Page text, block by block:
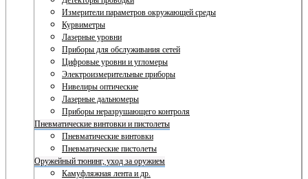
Измерители параметров окружающей среды
Курвиметры
Лазерные уровни
Приборы для обслуживания сетей
Цифровые уровни и угломеры
Электроизмерительные приборы
Нивелиры оптические
Лазерные дальномеры
Приборы неразрушающего контроля
Пневматические винтовки и пистолеты
Пневматические винтовки
Пневматические пистолеты
Оружейный тюнинг, уход за оружием
Камуфляжная лента и др.